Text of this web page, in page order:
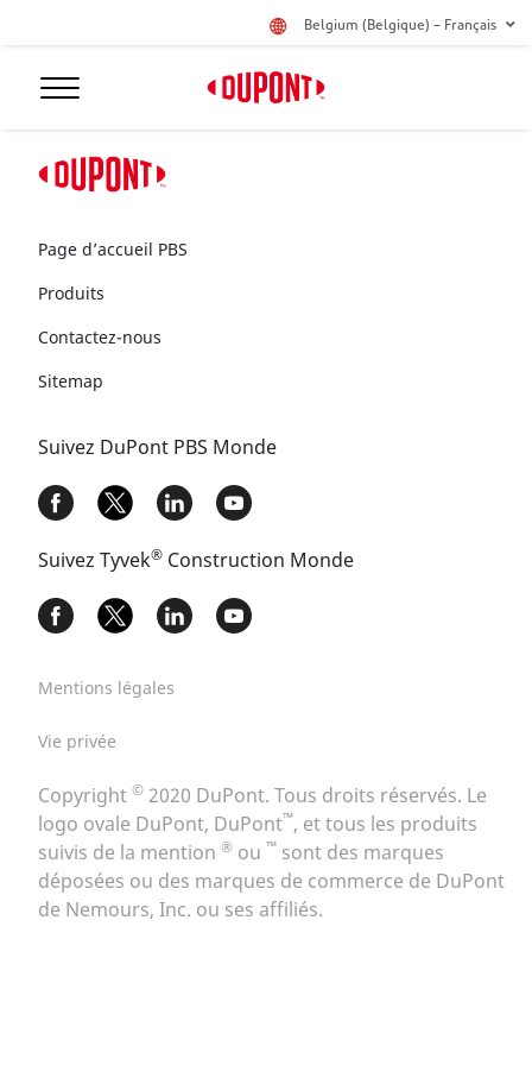
Belgium (Belgique) – Français
Page d’accueil PBS
Produits
Contactez-nous
Sitemap
Suivez DuPont PBS Monde
Suivez Tyvek®Construction Monde​
Mentions légales
Vie privée
Copyright ©2020 DuPont. Tous droits réservés. Le
logo ovale DuPont, DuPont™, et tous les produits
suivis de la mention ®ou ™sont des marques
déposées ou des marques de commerce de DuPont
de Nemours, Inc. ou ses affiliés.